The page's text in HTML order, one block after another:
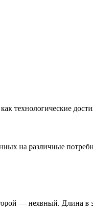
технологические
на различные
— неявный. Длина в